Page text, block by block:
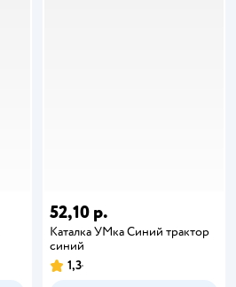
52,10 р.
Каталка УМка Синий трактор
синий
1,3